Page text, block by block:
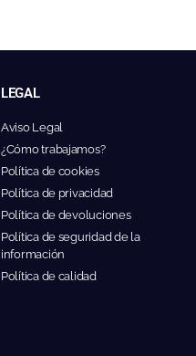
LEGAL
Aviso Legal
¿Cómo trabajamos?
Política de cookies
Política de privacidad
Política de devoluciones
Política de seguridad de la
información
Política de calidad